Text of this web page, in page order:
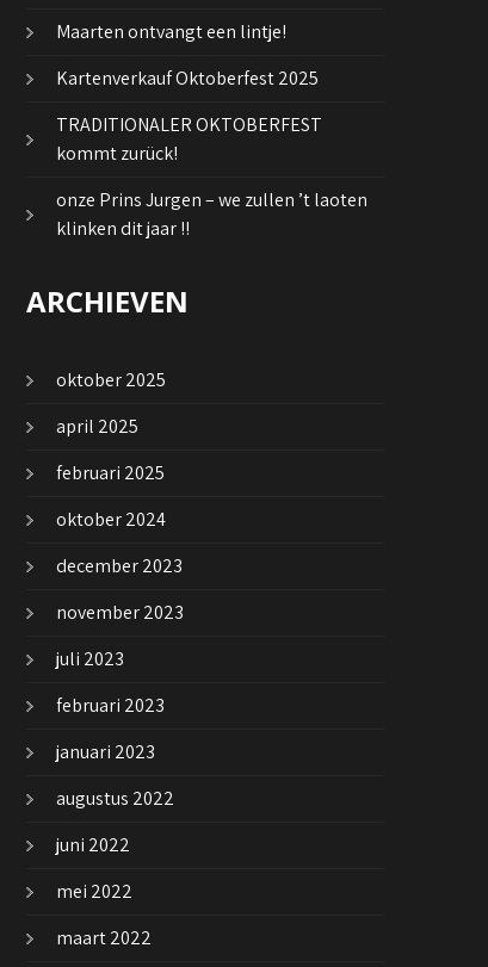
Maarten ontvangt een lintje!
Kartenverkauf Oktoberfest 2025
TRADITIONALER OKTOBERFEST
kommt zurück!
onze Prins Jurgen – we zullen ’t laoten
klinken dit jaar !!
ARCHIEVEN
oktober 2025
april 2025
februari 2025
oktober 2024
december 2023
november 2023
juli 2023
februari 2023
januari 2023
augustus 2022
juni 2022
mei 2022
maart 2022